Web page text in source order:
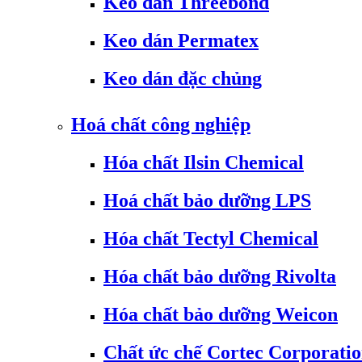
Keo dán Permatex
Keo dán đặc chủng
Hoá chất công nghiệp
Hóa chất Ilsin Chemical
Hoá chất bảo dưỡng LPS
Hóa chất Tectyl Chemical
Hóa chất bảo dưỡng Rivolta
Hóa chất bảo dưỡng Weicon
Chất ức chế Cortec